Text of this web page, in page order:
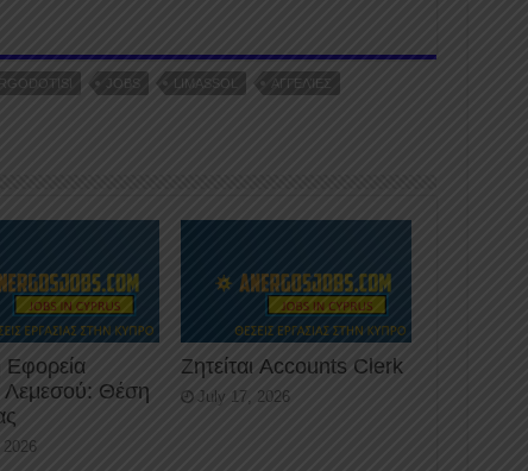
JOBS LIMASSOL
ΑΓΓΕΛΊΕΣ
Εφορεία
Λεμεσού: Θέση
Ζητείται Accounts Clerk
July 17, 2026